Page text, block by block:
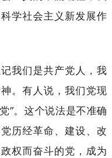
学社会主义新发展作
我们是共产党人，我
。有人说，我们党现
”。这个说法是不准确
历经革命、建设、改
权而奋斗的党，成为